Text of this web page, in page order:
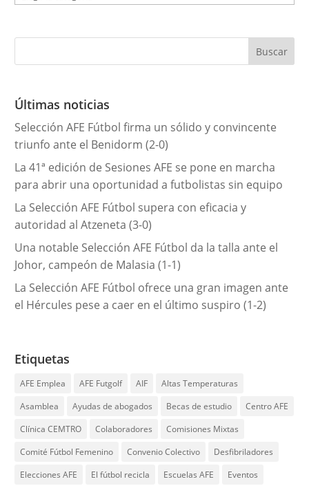
g
r
a
s
Últimas noticias
Selección AFE Fútbol firma un sólido y convincente
triunfo ante el Benidorm (2-0)
La 41ª edición de Sesiones AFE se pone en marcha
para abrir una oportunidad a futbolistas sin equipo
La Selección AFE Fútbol supera con eficacia y
autoridad al Atzeneta (3-0)
Una notable Selección AFE Fútbol da la talla ante el
Johor, campeón de Malasia (1-1)
La Selección AFE Fútbol ofrece una gran imagen ante
el Hércules pese a caer en el último suspiro (1-2)
Etiquetas
AFE Emplea AFE Futgolf AIF
Altas Temperaturas
Asamblea
Ayudas de abogados Becas de estudio
Centro AFE
Clínica CEMTRO
Colaboradores
Comisiones Mixtas
Comité Fútbol Femenino
Convenio Colectivo
Desfibriladores
Elecciones AFE
El fútbol recicla Escuelas AFE
Eventos